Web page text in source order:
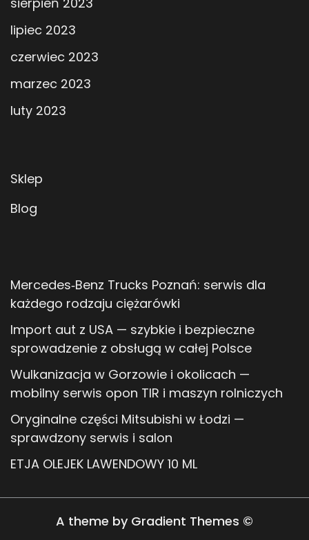
lipiec 2023
czerwiec 2023
marzec 2023
luty 2023
Sklep
Blog
Mercedes‑Benz Trucks Poznań: serwis dla
każdego rodzaju ciężarówki
Import aut z USA — szybkie i bezpieczne
sprowadzenie z obsługą w całej Polsce
Wulkanizacja w Gorzowie i okolicach —
mobilny serwis opon TIR i maszyn rolniczych
Oryginalne części Mitsubishi w Łodzi —
sprawdzony serwis i salon
ETJA OLEJEK LAWENDOWY 10 ML
A theme by Gradient Themes ©